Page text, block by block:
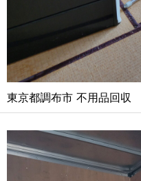
東京都調布市 不用品回収